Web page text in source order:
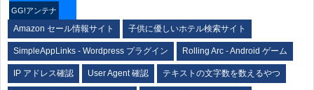
GG!アンテナ
Amazon セール情報サイト 子供に優しいホテル検索サイト
SimpleAppLinks - Wordpress プラグイン Rolling Arc - Android ゲーム
IP アドレス確認 User Agent 確認 テキストの文字数を数えるやつ